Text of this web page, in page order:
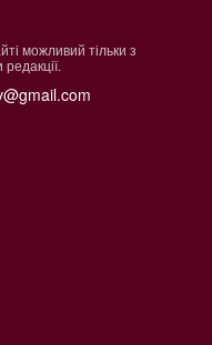
можливий тільки з